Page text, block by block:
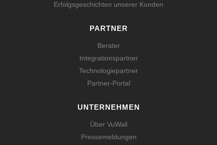
Erfolgsgeschichten unserer Kunden
PARTNER
Berater
Integrationspartner
Technologiepartner
Partner-Portal
UNTERNEHMEN
Über VuWall
Pressemeldungen